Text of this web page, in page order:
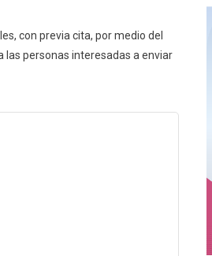
con previa cita, por medio del
las personas interesadas a enviar